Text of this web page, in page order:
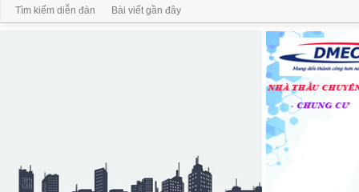
Tìm kiếm diễn đàn Bài viết gần đây